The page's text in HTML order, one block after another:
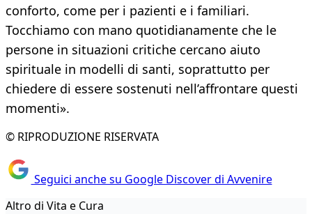
conforto, come per i pazienti e i familiari.
Tocchiamo con mano quotidianamente che le
persone in situazioni critiche cercano aiuto
spirituale in modelli di santi, soprattutto per
chiedere di essere sostenuti nell’affrontare questi
momenti».
© RIPRODUZIONE RISERVATA
Seguici anche su Google Discover di Avvenire
Altro di Vita e Cura